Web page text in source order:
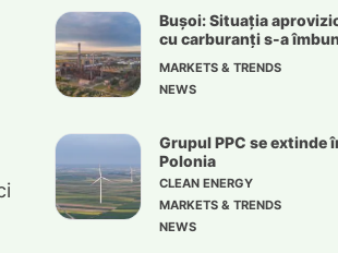
Bușoi: Situația
cu carburanți s-a
MARKETS & TRENDS
NEWS
Grupul PPC se extinde
Polonia
CLEAN ENERGY
MARKETS & TRENDS
NEWS